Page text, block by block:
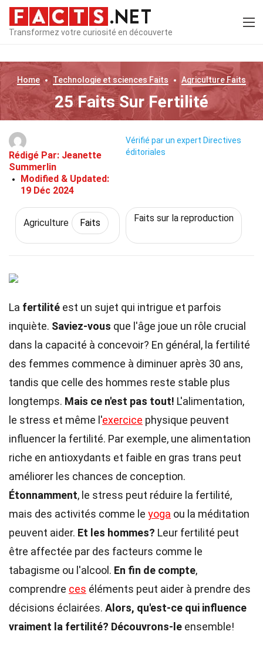
Transformez votre curiosité en découverte
Home Technologie et sciences Faits AgricultureFaits
25 Faits Sur Fertilité
Rédigé Par: Jeanette
Summerlin
Modified & Updated:
19 Déc 2024
Vérifié par un expert Directives
éditoriales
Agriculture Faits Faits sur la reproduction
La fertilité est un sujet qui intrigue et parfois
inquiète. Saviez-vous que l'âge joue un rôle crucial
dans la capacité à concevoir? En général, la fertilité
des femmes commence à diminuer après 30 ans,
tandis que celle des hommes reste stable plus
longtemps. Mais ce n'est pas tout! L'alimentation,
le stress et même l'exercice physique peuvent
influencer la fertilité. Par exemple, une alimentation
riche en antioxydants et faible en gras trans peut
améliorer les chances de conception.
Étonnamment, le stress peut réduire la fertilité,
mais des activités comme le yoga ou la méditation
peuvent aider. Et les hommes? Leur fertilité peut
être affectée par des facteurs comme le
tabagisme ou l'alcool. En fin de compte,
comprendre ces éléments peut aider à prendre des
décisions éclairées. Alors, qu'est-ce qui influence
vraiment la fertilité? Découvrons-le ensemble!